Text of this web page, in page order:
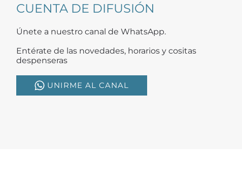
CUENTA DE DIFUSIÓN
Únete a nuestro canal de WhatsApp.
Entérate de las novedades, horarios y cositas
despenseras
UNIRME AL CANAL